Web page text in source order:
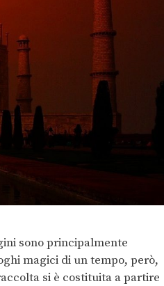
sono principalmente
magici di un tempo, però,
si è costituita a partire